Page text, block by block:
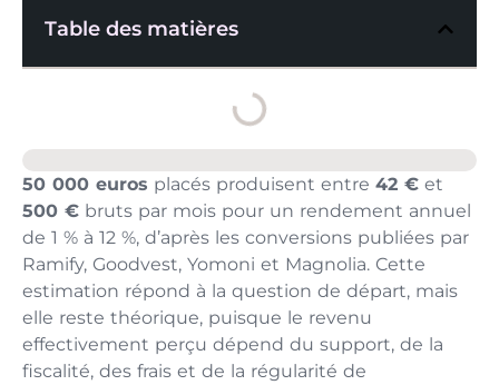
Table des matières
50 000 euros placés produisent entre 42 € et
500 € bruts par mois pour un rendement annuel
de 1 % à 12 %, d’après les conversions publiées par
Ramify, Goodvest, Yomoni et Magnolia. Cette
estimation répond à la question de départ, mais
elle reste théorique, puisque le revenu
effectivement perçu dépend du support, de la
fiscalité, des frais et de la régularité de